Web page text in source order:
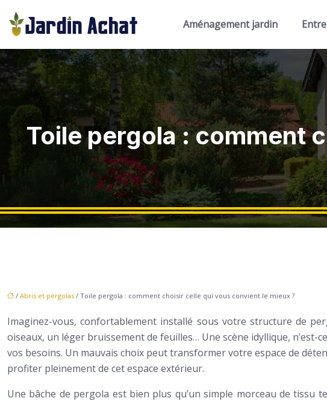
Aménagement jardin
Toile pergola : comment
/ Abris et pergolas / Toile pergola : comment choisir celle qui vous convient le mieux ?
Imaginez-vous, confortablement installé sous votre structure de
oiseaux, un léger bruissement de feuilles… Une scène idyllique,
vos besoins. Un mauvais choix peut transformer votre espace de
profiter pleinement de cet espace extérieur.
Une bâche de pergola est bien plus qu’un simple morceau de tissu